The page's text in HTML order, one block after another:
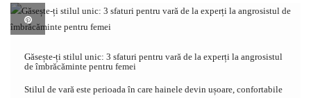
Găsește-ți stilul unic: 3 sfaturi pentru vară de la experți la angrosistul
de îmbrăcăminte pentru femei
Stilul de vară este perioada în care hainele devin ușoare, confortabile